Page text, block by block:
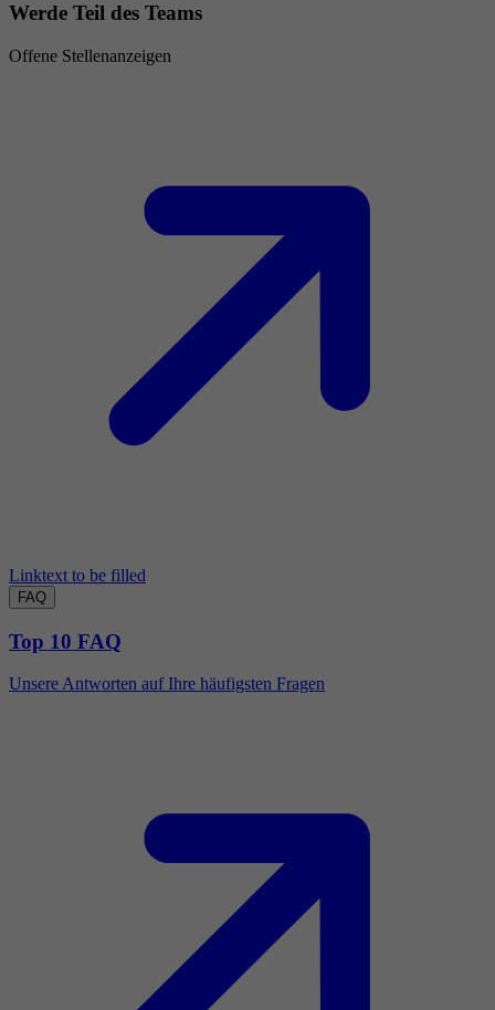
Werde Teil des Teams
Offene Stellenanzeigen
Linktext to be filled
FAQ
Top 10 FAQ
Unsere Antworten auf Ihre häufigsten Fragen